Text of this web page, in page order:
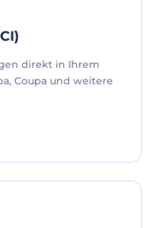
direkt in Ihrem
Coupa und weitere